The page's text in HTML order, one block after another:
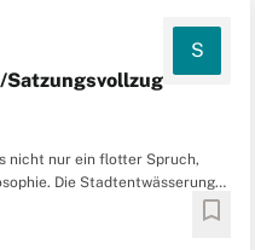
S
nicht nur ein flotter Spruch,
Die Stadtentwässerung
Landeshauptstadt Dresden
ist unser tägliches Geschäft:
bookmark